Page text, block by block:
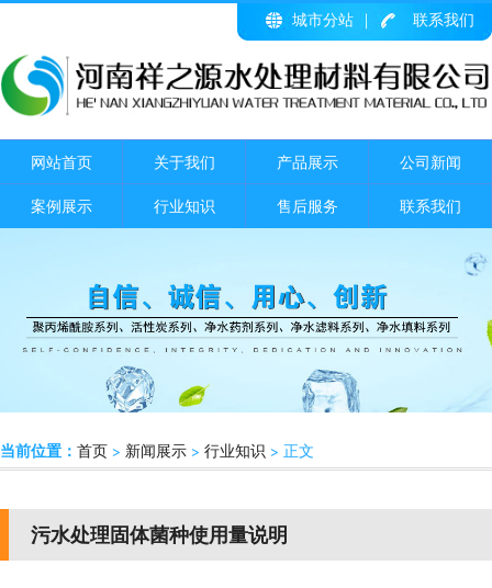
城市分站 联系我们
网站首页 关于我们 产品展示 公司新闻
案例展示 行业知识 售后服务 联系我们
当前位置： 首页 > 新闻展示 > 行业知识 > 正文
污水处理固体菌种使用量说明